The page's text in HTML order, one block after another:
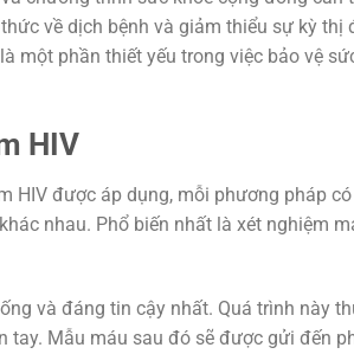
về dịch bệnh và giảm thiểu sự kỳ thị
một phần thiết yếu trong việc bảo vệ
HIV
HIV được áp dụng, mỗi phương pháp
nhau. Phổ biến nhất là xét nghiệm
và đáng tin cậy nhất. Quá trình này
Mẫu máu sau đó sẽ được gửi đến